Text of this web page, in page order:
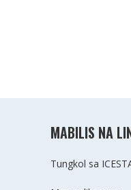
MABILIS NA
Tungkol sa